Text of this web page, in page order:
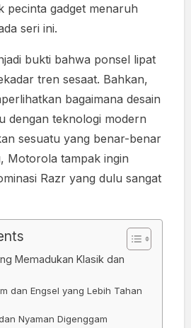
pecinta gadget menaruh
seri ini.
bukti bahwa ponsel lipat
tren sesaat. Bahkan,
bagaimana desain
dengan teknologi modern
sesuatu yang benar-benar
Motorola tampak ingin
Razr yang dulu sangat
Memadukan Klasik dan
dan Engsel yang Lebih Tahan
Nyaman Digenggam